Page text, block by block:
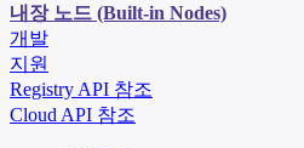
내장 노드 (Built-in Nodes)
개발
지원
Registry API 참조
Cloud API 참조